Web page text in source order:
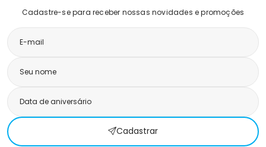
Cadastre-se para receber nossas novidades e promoções
Cadastrar